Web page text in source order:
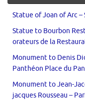
Statue of Joan of Arc –
Statue to Bourbon
orateurs de la
Monument to Denis
Panthéon Place du
Monument to Jean-
jacques Rousseau –